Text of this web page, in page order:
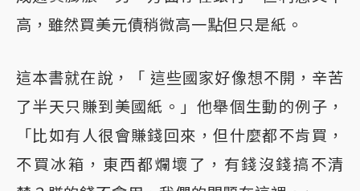
高，雖然買美元債稍微高一點但只是紙。
這本書就在說，「 這些國家好像想不開，辛苦
了半天只賺到美國紙。」他舉個生動的例子，
「比如有人很會賺錢回來，但什麼都不肯買，
不買冰箱，東西都爛壞了，有錢沒錢搞不清